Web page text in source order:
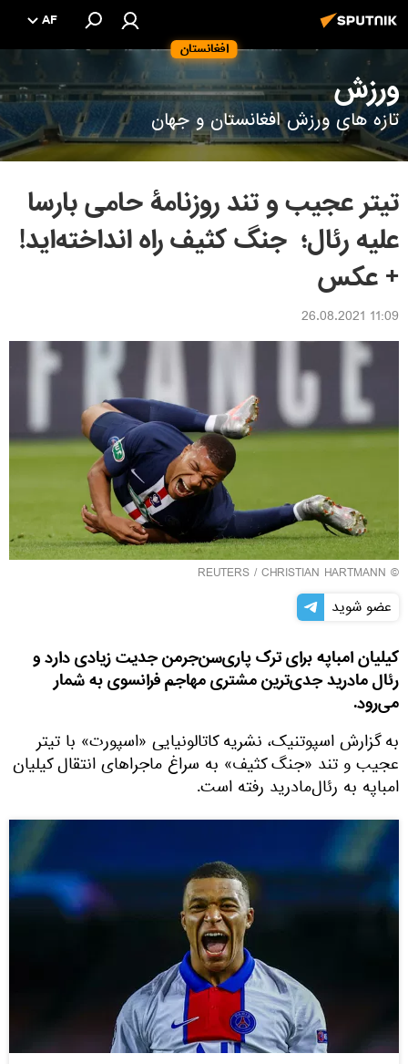
افغانستان
AF
ورزش
تازه های ورزش افغانستان و جهان
تیتر عجیب و تند روزنامۀ حامی بارسا
علیه رئال؛ جنگ کثیف راه انداخته‌اید!
+ عکس
11:09 26.08.2021
©
REUTERS / CHRISTIAN HARTMANN
عضو شوید
کیلیان امباپه برای ترک پاری‌سن‌جرمن جدیت زیادی دارد و
رئال مادرید جدی‌ترین مشتری مهاجم فرانسوی به شمار
می‌رود.
به گزارش اسپوتنیک، نشریه کاتالونیایی «اسپورت» با تیتر
عجیب و تند «جنگ کثیف» به سراغ ماجراهای انتقال کیلیان
امباپه به رئال‌مادرید رفته است.